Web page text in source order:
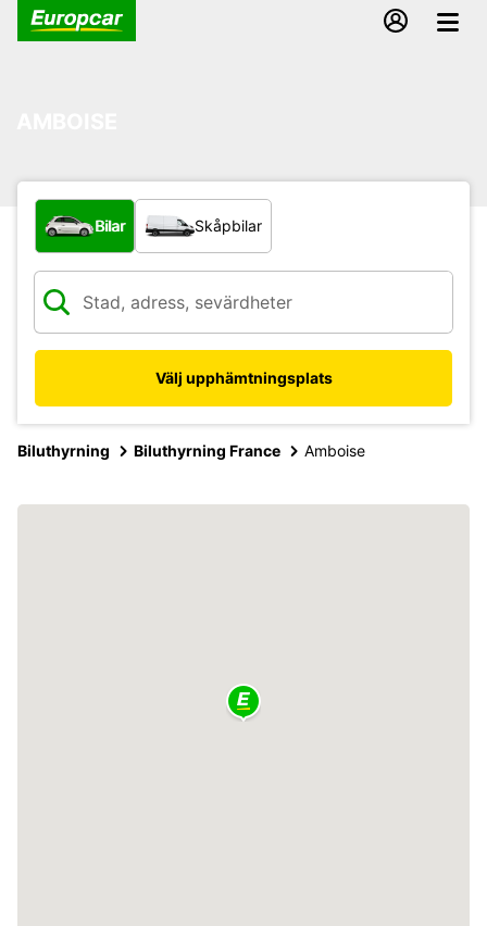
Vilken typ av fordon?
Bilar Skåpbilar
Välj upphämtningsplats
Biluthyrning Biluthyrning France Amboise